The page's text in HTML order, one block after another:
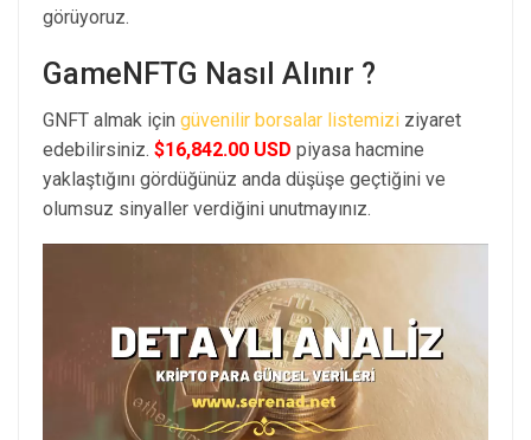
görüyoruz.
GameNFTG Nasıl Alınır ?
GNFT almak için güvenilir borsalar listemizi ziyaret
edebilirsiniz. $16,842.00 USD piyasa hacmine
yaklaştığını gördüğünüz anda düşüşe geçtiğini ve
olumsuz sinyaller verdiğini unutmayınız.